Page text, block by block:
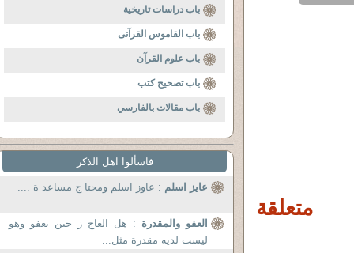
متعلقة
باب دراسات تاريخية
باب القاموس القرآنى
باب علوم القرآن
باب تصحيح كتب
باب مقالات بالفارسي
فاسألوا اهل الذكر
عايز اسلم : عاوز اسلم ومحتا ج مساعد ة ....
العفو والمقدرة : هل العاج ز حين يعفو وهو
ليست لديه مقدرة مثل...